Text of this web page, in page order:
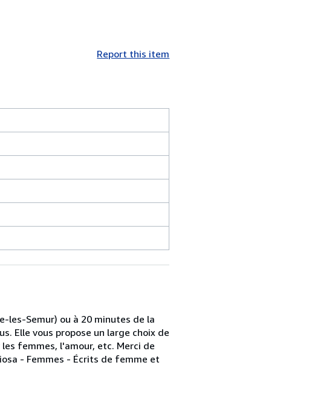
Report this item
les-Semur) ou à 20 minutes de la
Elle vous propose un large choix de
femmes, l'amour, etc. Merci de
- Femmes - Écrits de femme et